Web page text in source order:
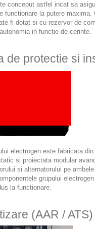
conceput astfel incat sa
functionare la putere maxima.
fi dotat si cu rezervor de
in functie de cerinte.
de protectie si
electrogen este fabricata
si proiectata modular
si alternatorului pe
grupului
la functionare.
(AAR / ATS)